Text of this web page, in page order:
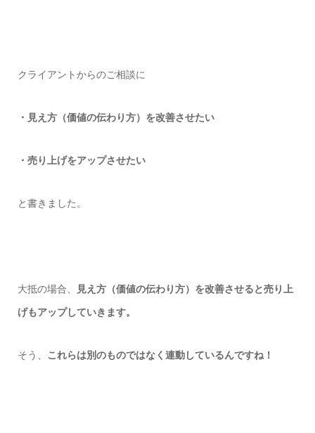
クライアントからのご相談に
・見え方（価値の伝わり方）を改善させたい
・売り上げをアップさせたい
と書きました。
大抵の場合、 見え方（価値の伝わり方）を改善させると売り上
げもアップしていきます。
そう、 これらは別のものではなく連動しているんですね！